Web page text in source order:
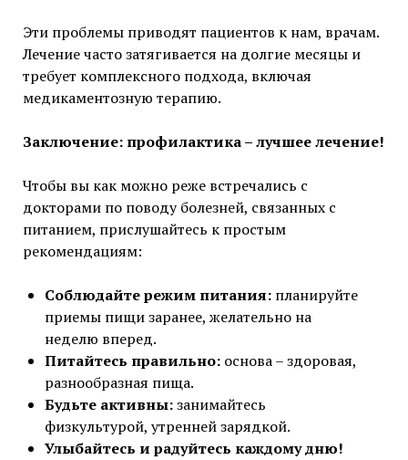
Эти проблемы приводят пациентов к нам, врачам.
Лечение часто затягивается на долгие месяцы и
требует комплексного подхода, включая
медикаментозную терапию.
Заключение: профилактика – лучшее лечение!
Чтобы вы как можно реже встречались с
докторами по поводу болезней, связанных с
питанием, прислушайтесь к простым
рекомендациям:
Соблюдайте режим питания:планируйте
приемы пищи заранее, желательно на
неделю вперед.
Питайтесь правильно:основа – здоровая,
разнообразная пища.
Будьте активны:занимайтесь
физкультурой, утренней зарядкой.
Улыбайтесь и радуйтесь каждому дню!